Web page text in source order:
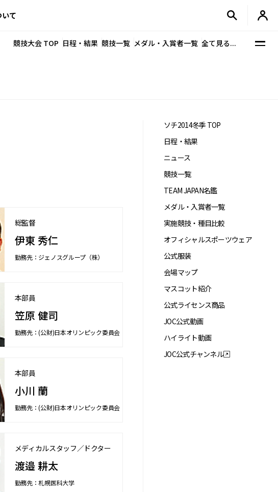
て
競技大会 TOP 日程・結果 競技一覧 メダル・入賞者一覧 全て見る...
総監督
伊東 秀仁
勤務先：ジェノスグループ（株）
本部員
笠原 健司
勤務先：(公財)日本オリンピック委員会
本部員
小川 蘭
勤務先：(公財)日本オリンピック委員会
メディカルスタッフ／ドクター
渡邉 耕太
勤務先：札幌医科大学
ソチ2014冬季 TOP
日程・結果
ニュース
競技一覧
TEAM JAPAN名鑑
メダル・入賞者一覧
実施競技・種目比較
オフィシャルスポーツウェア
公式服装
会場マップ
マスコット紹介
公式ライセンス商品
JOC公式動画
ハイライト動画
JOC公式チャンネル